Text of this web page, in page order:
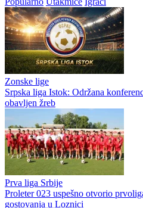
Zonske lige
Srpska liga Istok: Održana
obavljen žreb
Prva liga Srbije
Proleter 023 uspešno otvorio
gostovanja u Loznici